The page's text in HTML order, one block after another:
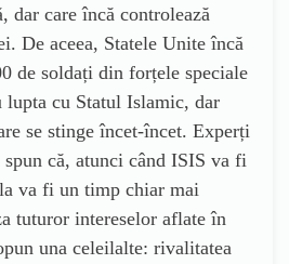
dar care încă controlează
De aceea, Statele Unite încă
de soldați din forțele speciale
cu Statul Islamic, dar
se stinge încet-încet. Experți
că, atunci când ISIS va fi
va fi un timp chiar mai
tuturor intereselor aflate în
una celeilalte: rivalitatea